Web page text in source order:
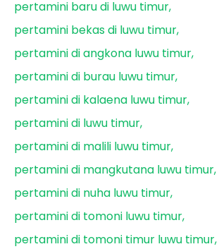
pertamini baru di luwu timur
pertamini bekas di luwu timur
pertamini di angkona luwu timur
pertamini di burau luwu timur
pertamini di kalaena luwu timur
pertamini di luwu timur
pertamini di malili luwu timur
pertamini di mangkutana luwu timur
pertamini di nuha luwu timur
pertamini di tomoni luwu timur
pertamini di tomoni timur luwu timur